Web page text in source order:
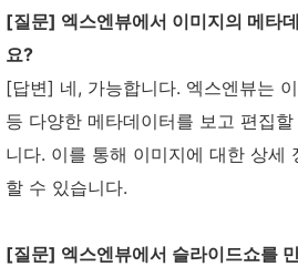
[질문] 엑스엔뷰에서 이미지의 메타
요?
[답변] 네, 가능합니다. 엑스엔뷰는
등 다양한 메타데이터를 보고 편집
니다. 이를 통해 이미지에 대한 상세
할 수 있습니다.
[질문] 엑스엔뷰에서 슬라이드쇼를